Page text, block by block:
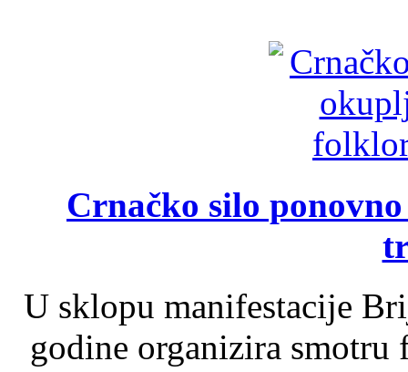
Crnačko silo
U sklopu manifestacije
godine organizira